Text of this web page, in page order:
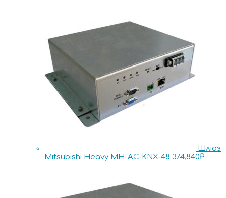
Шлюз
Mitsubishi Heavy MH-AC-KNX-48 374,840₽